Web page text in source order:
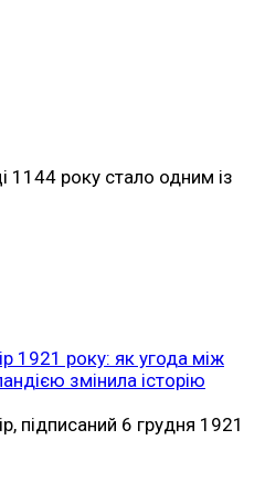
1144 року стало одним із
1921 року: як угода між
змінила історію
підписаний 6 грудня 1921